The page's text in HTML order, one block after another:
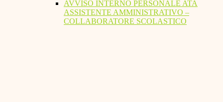
AVVISO INTERNO PERSONALE ATA
ASSISTENTE AMMINISTRATIVO –
COLLABORATORE SCOLASTICO